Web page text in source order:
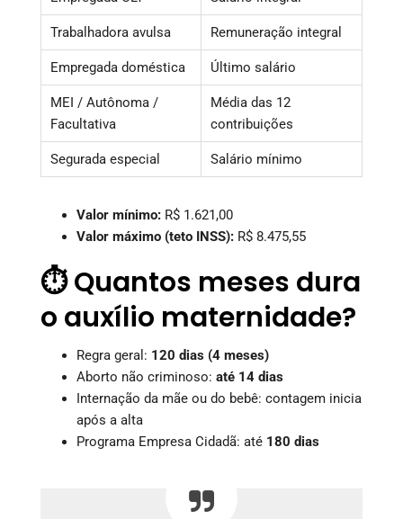
Trabalhadora avulsa Remuneração integral
Empregada doméstica Último salário
MEI / Autônoma /
Facultativa
Média das 12
contribuições
Segurada especial Salário mínimo
Valor mínimo: R$ 1.621,00
Valor máximo (teto INSS): R$ 8.475,55
⏱️ Quantos meses dura
o auxílio maternidade?
Regra geral: 120 dias (4 meses)
Aborto não criminoso: até 14 dias
Internação da mãe ou do bebê: contagem inicia
após a alta
Programa Empresa Cidadã: até 180 dias